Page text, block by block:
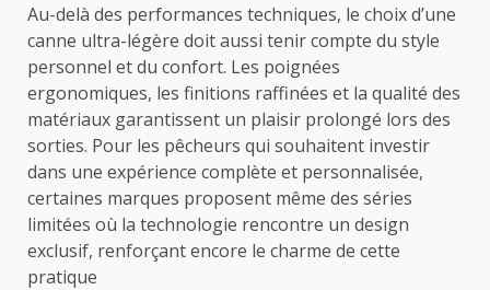
Au-delà des performances techniques, le choix d’une
canne ultra-légère doit aussi tenir compte du style
personnel et du confort. Les poignées
ergonomiques, les finitions raffinées et la qualité des
matériaux garantissent un plaisir prolongé lors des
sorties. Pour les pêcheurs qui souhaitent investir
dans une expérience complète et personnalisée,
certaines marques proposent même des séries
limitées où la technologie rencontre un design
exclusif, renforçant encore le charme de cette
pratique